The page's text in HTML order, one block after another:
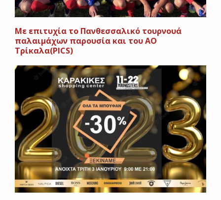
Mε επιτυχία το Πανθεσσαλικό τουρνουά
παλαιμάχων παρουσία και του ΑΟ
Τρίκαλα(PICS)